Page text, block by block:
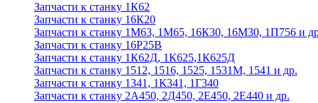
Запчасти к станку 1К62
Запчасти к станку 16К20
Запчасти к станку 1М63, 1М65, 16К30, 16М30, 1П756 и
Запчасти к станку 16Р25В
Запчасти к станку 1К62Д, 1К625,1К625Д
Запчасти к станку 1512, 1516, 1525, 1531М, 1541 и др.
Запчасти к станку 1341, 1К341, 1Г340
Запчасти к станку 2А450, 2Д450, 2Е450, 2Е440 и др.